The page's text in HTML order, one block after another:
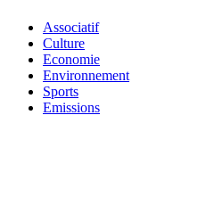
Associatif
Culture
Economie
Environnement
Sports
Emissions